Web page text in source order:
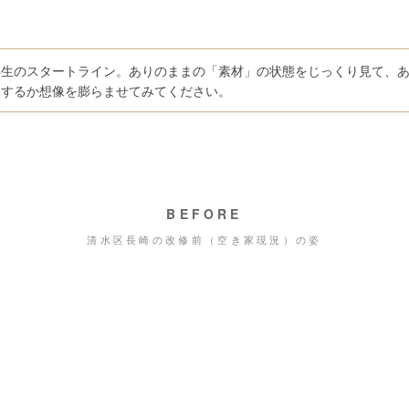
のスタートライン。ありのままの「素材」の状態をじっくり見て、
るか想像を膨らませてみてください。
BEFORE
清水区長崎の改修前（空き家現況）の姿